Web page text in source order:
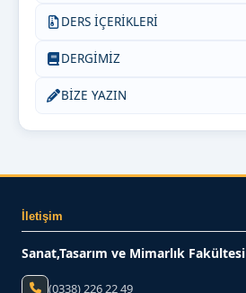
DERS İÇERİKLERİ
DERGİMİZ
BİZE YAZIN
İletişim
Sanat,Tasarım ve Mimarlık Fakültesi
(0338) 226 22 49